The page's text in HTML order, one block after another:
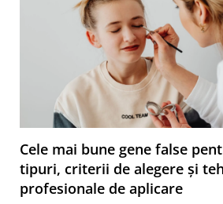
Cele mai bune gene false
tipuri, criterii de alegere și
profesionale de aplicare